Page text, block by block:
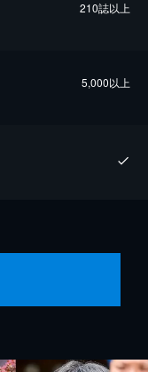
210誌以上
5,000以上